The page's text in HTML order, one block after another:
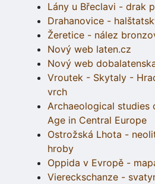
Lány u Břeclavi - drak
Drahanovice -
Žeretice - nález
Nový web laten.cz
Nový web
Vroutek - Skytaly -
vrch
Archaeological studies
Age in Central Europe
Ostrožská Lhota -
hroby
Oppida v Evropě -
Viereckschanze -